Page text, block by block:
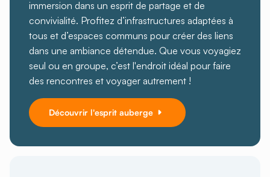
immersion dans un esprit de partage et de
convivialité. Profitez d’infrastructures adaptées à
tous et d’espaces communs pour créer des liens
dans une ambiance détendue. Que vous voyagiez
seul ou en groupe, c’est l'endroit idéal pour faire
des rencontres et voyager autrement !
Découvrir l'esprit auberge